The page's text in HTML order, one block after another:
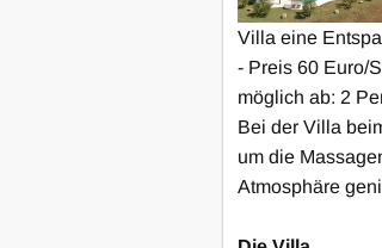
Villa eine
- Preis 60 Euro/
möglich ab: 2
Bei der Villa
um die
Atmosphäre